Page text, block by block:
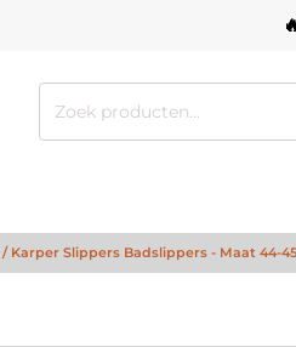
Zoeken
/ Karper Slippers Badslippers - Maat 44-